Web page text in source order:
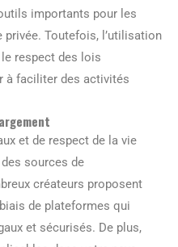
importants pour les
Toutefois, l’utilisation
respect des lois
à faciliter des activités
et de respect de la vie
sources de
créateurs proposent
de plateformes qui
et sécurisés. De plus,